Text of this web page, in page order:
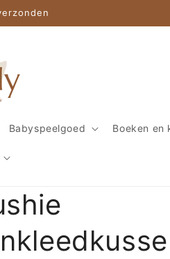
Babyspeelgoed Boeken en